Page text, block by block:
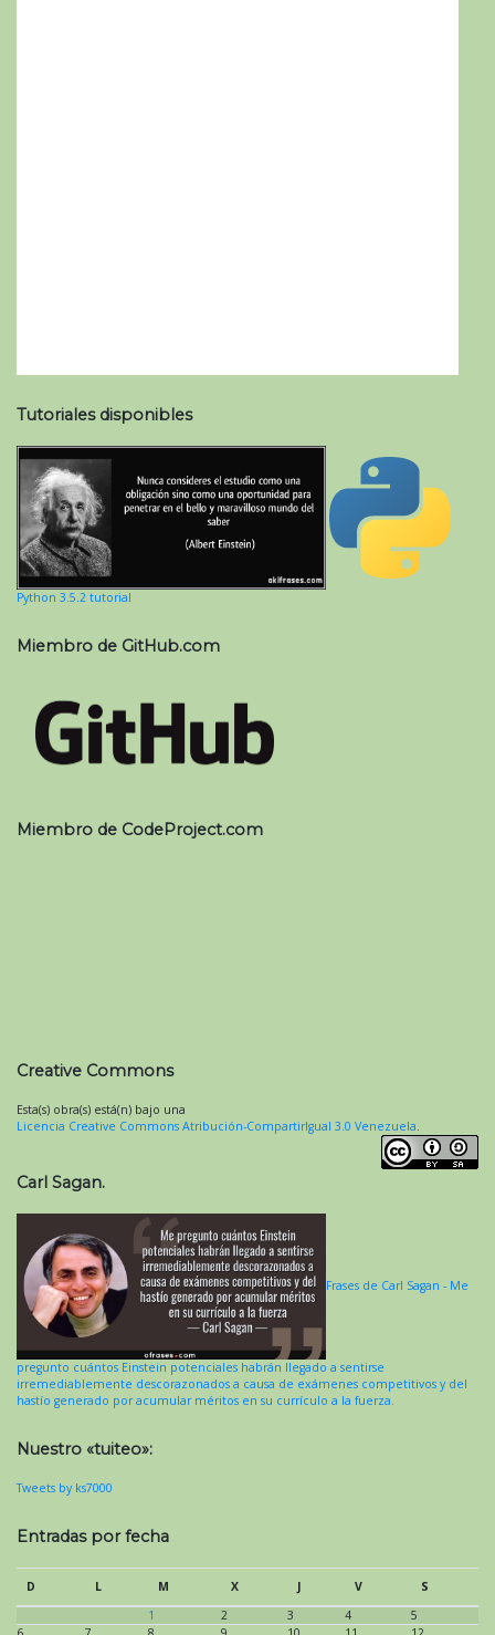
Tutoriales disponibles
Python 3.5.2 tutorial
Miembro de GitHub.com
Miembro de CodeProject.com
Creative Commons
Esta(s) obra(s) está(n) bajo una
Licencia Creative Commons Atribución-CompartirIgual 3.0 Venezuela.
Carl Sagan.
Frases de Carl Sagan - Me
pregunto cuántos Einstein potenciales habrán llegado a sentirse
irremediablemente descorazonados a causa de exámenes competitivos y del
hastío generado por acumular méritos en su currículo a la fuerza.
Nuestro «tuiteo»:
Tweets by ks7000
Entradas por fecha
D L M X J V
S
1
2 3 4
5